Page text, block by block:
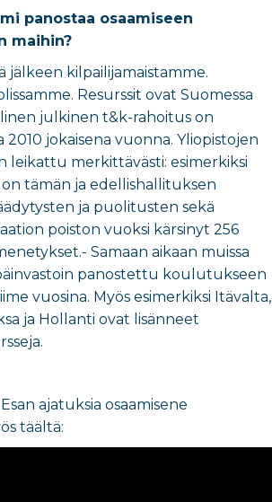
panostaa osaamiseen
maihin?
jälkeen kilpailijamaistamme.
Resurssit ovat Suomessa
julkinen t&k-rahoitus on
2010 jokaisena vuonna. Yliopistojen
leikattu merkittävästi: esimerkiksi
tämän ja edellishallituksen
ja puolitusten sekä
poiston vuoksi kärsinyt 256
Samaan aikaan muissa
panostettu koulutukseen
vuosina. Myös esimerkiksi Itävalta,
ja Hollanti ovat lisänneet
ajatuksia osaamisene
täältä: